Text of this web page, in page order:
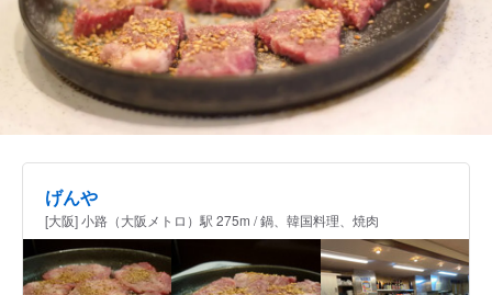
げんや
[大阪] 小路（大阪メトロ）駅 275m / 鍋、韓国料理、焼肉